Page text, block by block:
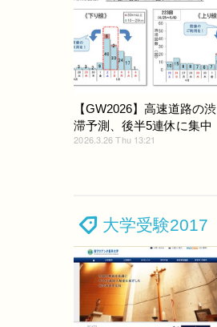
【GW2026】高速道路の渋
滞予測、後半5連休に集中
2026.3.26 Thu 13:21
大学受験2017